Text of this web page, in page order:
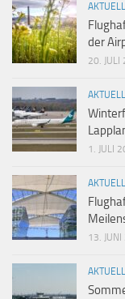
der
20. JULI
1. JULI
13.